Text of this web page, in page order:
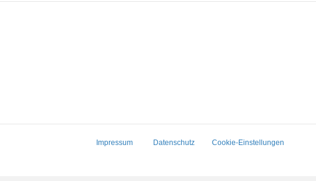
Impressum Datenschutz Cookie-Einstellungen